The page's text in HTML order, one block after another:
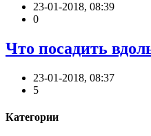
23-01-2018, 08:39
0
Что посадить
23-01-2018, 08:37
5
Категории